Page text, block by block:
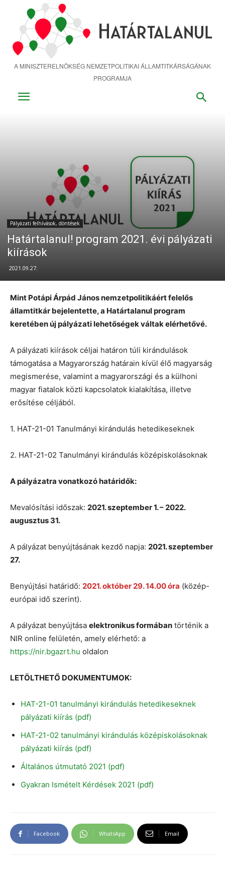
tartalomra
A MINISZTERELNÖKSÉG NEMZETPOLITIKAI ÁLLAMTITKÁRSÁGÁNAK
PROGRAMJA
Pályázati felhívások, döntések
Határtalanul! program 2021. évi pályázati
kiírások
2021.09.27.
Mint Potápi Árpád János nemzetpolitikáért felelős
államtitkár bejelentette, a Határtalanul program
keretében új pályázati lehetőségek váltak elérhetővé.
A pályázati kiírások céljai határon túli kirándulások
támogatása a Magyarország határain kívül élő magyarság
megismerése, valamint a magyarországi és a külhoni
magyar fiatalok közti kapcsolatok kialakítása, illetve
erősítése céljából.
1. HAT-21-01 Tanulmányi kirándulás hetedikeseknek
2. HAT-21-02 Tanulmányi kirándulás középiskolásoknak
A pályázatra vonatkozó határidők:
Mevalósítási időszak: 2021. szeptember 1. – 2022.
augusztus 31.
A pályázat benyújtásának kezdő napja: 2021. szeptember
27.
Benyújtási határidő: 2021. október 29. 14.00 óra (közép-
európai idő szerint).
A pályázat benyújtása elektronikus formában történik a
NIR online felületén, amely elérhető: a
https://nir.bgazrt.hu oldalon
LETÖLTHETŐ DOKUMENTUMOK:
HAT-21-01 tanulmányi kirándulás hetedikeseknek
pályázati kiírás (pdf)
HAT-21-02 tanulmányi kirándulás középiskolásoknak
pályázati kiírás (pdf)
Általános útmutató 2021 (pdf)
Gyakran Ismételt Kérdések 2021 (pdf)
Facebook WhatsApp Email